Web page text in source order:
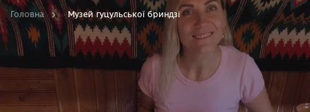
Головна Музей гуцульської бриндзі